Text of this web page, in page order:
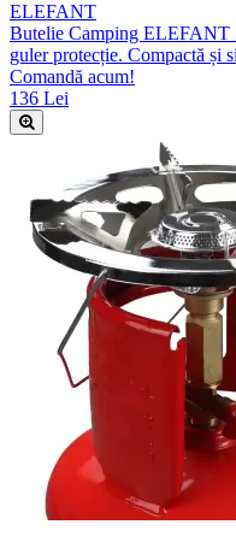
ELEFANT
Butelie Camping ELEFANT
guler protecție. Compactă și
Comandă acum!
136 Lei